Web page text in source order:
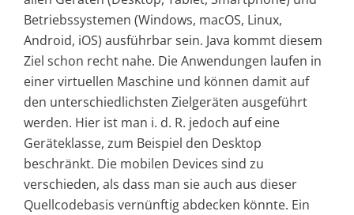
Betriebssystemen (Windows, macOS, Linux,
Android, iOS) ausführbar sein. Java kommt diesem
Ziel schon recht nahe. Die Anwendungen laufen in
einer virtuellen Maschine und können damit auf
den unterschiedlichsten Zielgeräten ausgeführt
werden. Hier ist man i. d. R. jedoch auf eine
Geräteklasse, zum Beispiel den Desktop
beschränkt. Die mobilen Devices sind zu
verschieden, als dass man sie auch aus dieser
Quellcodebasis vernünftig abdecken könnte. Ein